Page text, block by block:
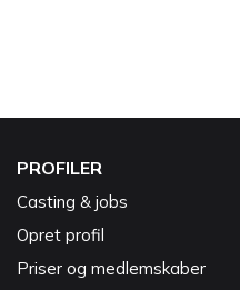
PROFILER
Casting & jobs
Opret profil
Priser og medlemskaber